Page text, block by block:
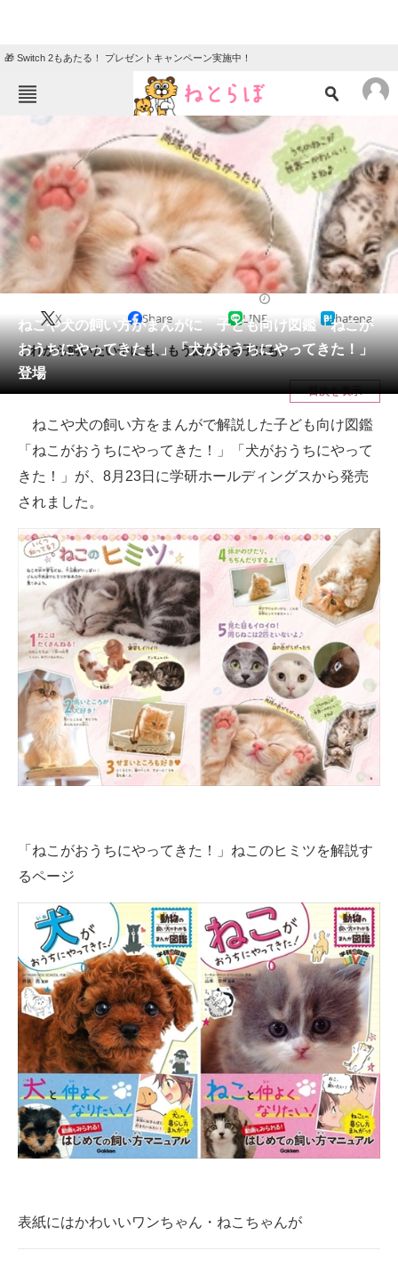
🎁 Switch 2もあたる！ プレゼントキャンペーン実施中！
ねとらぼメニュー
ニュース
エンタメ クイズ
グルメ 地域
住まい 教育・育児
動物 リサーチ
会員記事
メディア
注目記事を集めた総合ページ
スマホと通信の最新トレンド
進化するPCとデバイスの未来
好きが集まる 比べて選べる
ビジネスと働き方のヒント
AI活用のいまが分かる
企業ITのトレンドを詳説
経営リーダーのコミュニティ
マーケ×ITの今がよく分かる
ITエンジニア向け専門サイト
IT製品の技術・比較・事例
モノづくり技術者専門サイト
エレクトロニクス専門サイト
電子設計の基本と応用
エネルギーの専門メディア
建設×テクノロジーの最前線
ちょっと気になるネットの話題
ねこや犬の飼い方がまんがに 子ども向け図鑑「ねこが
おうちにやってきた！」「犬がおうちにやってきた！」
登場
X Share LINE hatena
これから飼いたい子にも、もう飼ってる子にも。
目次を表示
ねこや犬の飼い方をまんがで解説した子ども向け図鑑
「ねこがおうちにやってきた！」「犬がおうちにやって
きた！」が、8月23日に学研ホールディングスから発売
されました。
「ねこがおうちにやってきた！」ねこのヒミツを解説す
るページ
表紙にはかわいいワンちゃん・ねこちゃんが